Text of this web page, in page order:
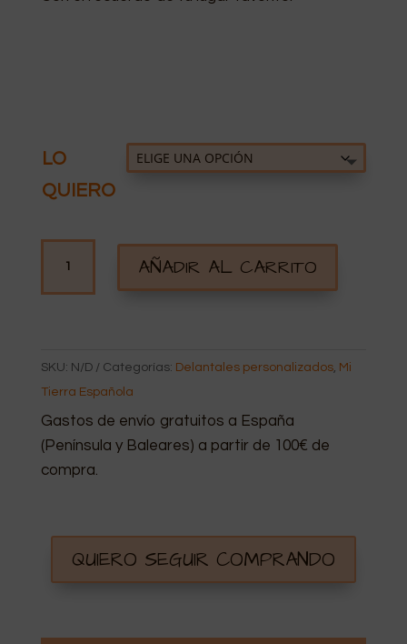
LO
QUIERO
DELANTAL
PERSONALIZADO
MENORCA
AÑADIR AL CARRITO
SKU: N/D Categorías: Delantales personalizados, Mi
Tierra Española
Gastos de envío gratuitos a España
(Península y Baleares) a partir de 100€ de
compra.
QUIERO SEGUIR COMPRANDO